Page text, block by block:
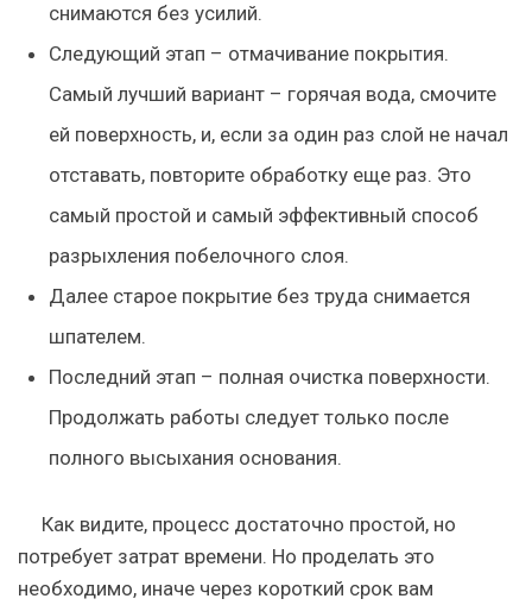
снимаются без усилий.
Следующий этап – отмачивание покрытия.
Самый лучший вариант – горячая вода, смочите
ей поверхность, и, если за один раз слой не начал
отставать, повторите обработку еще раз. Это
самый простой и самый эффективный способ
разрыхления побелочного слоя.
Далее старое покрытие без труда снимается
шпателем.
Последний этап – полная очистка поверхности.
Продолжать работы следует только после
полного высыхания основания.
Как видите, процесс достаточно простой, но
потребует затрат времени. Но проделать это
необходимо, иначе через короткий срок вам